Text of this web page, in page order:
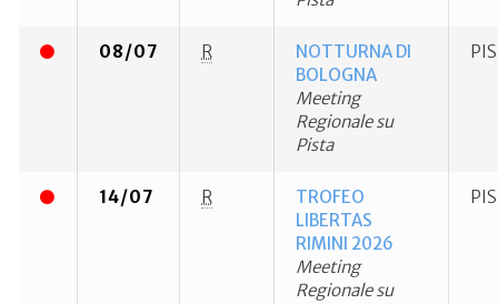
08/07 R
NOTTURNA DI
BOLOGNA
Meeting
Regionale su
Pista
14/07 R
TROFEO
LIBERTAS
RIMINI 2026
Meeting
Regionale su